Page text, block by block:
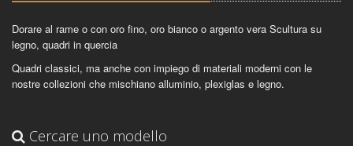
Dorare al rame o con oro fino, oro bianco o argento vera Scultura su
legno, quadri in quercia
Quadri classici, ma anche con impiego di materiali moderni con le
nostre collezioni che mischiano alluminio, plexiglas e legno.
Cercare uno modello